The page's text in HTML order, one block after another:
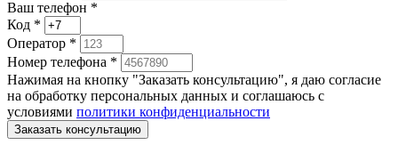
Ваш телефон *
Код *
Оператор *
Номер телефона *
Нажимая на кнопку "Заказать консультацию", я даю согласие
на обработку персональных данных и соглашаюсь c
условиями политики конфиденциальности
Заказать консультацию